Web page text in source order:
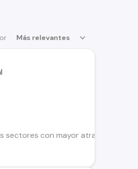
Más relevantes
sectores con mayor atractivo